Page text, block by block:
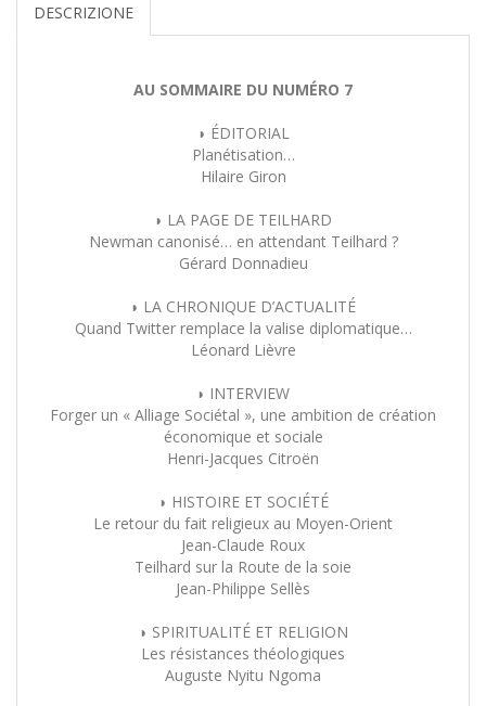
DESCRIZIONE
AU SOMMAIRE DU NUMÉRO 7
◗ ÉDITORIAL
Planétisation…
Hilaire Giron
◗ LA PAGE DE TEILHARD
Newman canonisé… en attendant Teilhard ?
Gérard Donnadieu
◗ LA CHRONIQUE D’ACTUALITÉ
Quand Twitter remplace la valise diplomatique…
Léonard Lièvre
◗ INTERVIEW
Forger un « Alliage Sociétal », une ambition de création
économique et sociale
Henri-Jacques Citroën
◗ HISTOIRE ET SOCIÉTÉ
Le retour du fait religieux au Moyen-Orient
Jean-Claude Roux
Teilhard sur la Route de la soie
Jean-Philippe Sellès
◗ SPIRITUALITÉ ET RELIGION
Les résistances théologiques
Auguste Nyitu Ngoma